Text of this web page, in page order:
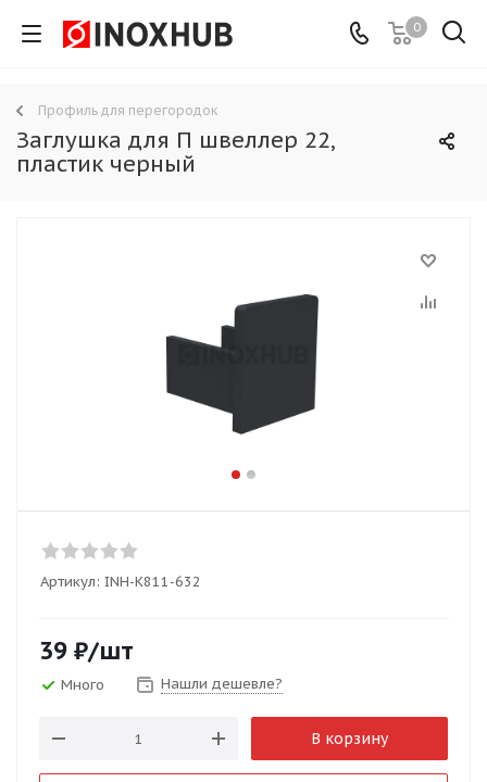
0
Профиль для перегородок
Заглушка для П швеллер 22,
пластик черный
Артикул: INH-K811-632
39 ₽/шт
Много Нашли дешевле?
В корзину